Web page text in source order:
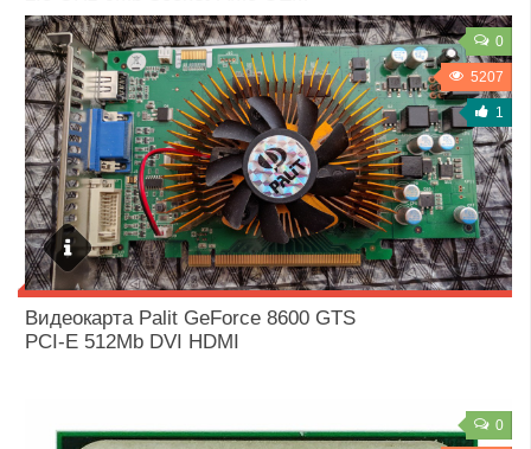
0
5207
1
Видеокарта Palit GeForce 8600 GTS
PCI-E 512Mb DVI HDMI
0